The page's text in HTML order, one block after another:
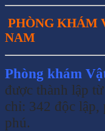
PHÒNG KHÁM
NAM
Phòng khám
được thành lập
chỉ: 342 độc lập,
phú.